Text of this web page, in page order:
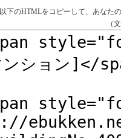
以下のHTMLをコピーして、あなた
（